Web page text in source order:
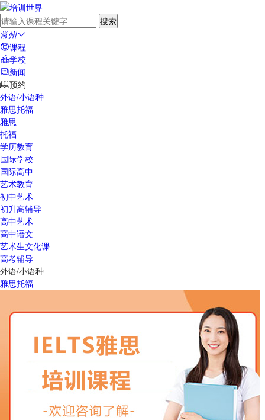
常州
课程
学校
新闻
预约
外语/小语种
雅思托福
雅思
托福
学历教育
国际学校
国际高中
艺术教育
初中艺术
初升高辅导
高中艺术
高中语文
艺术生文化课
高考辅导
外语/小语种
雅思托福